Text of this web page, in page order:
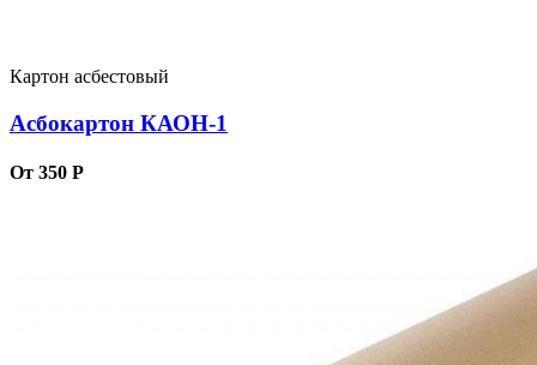
Картон асбестовый
Асбокартон КАОН-1
От 350 Р